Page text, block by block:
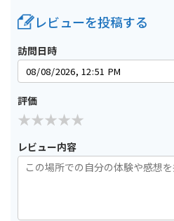
レビューを投稿する
訪問日時
評価
レビュー内容